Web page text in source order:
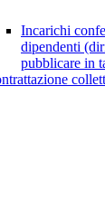
Incarichi
dipendenti
pubblicare in